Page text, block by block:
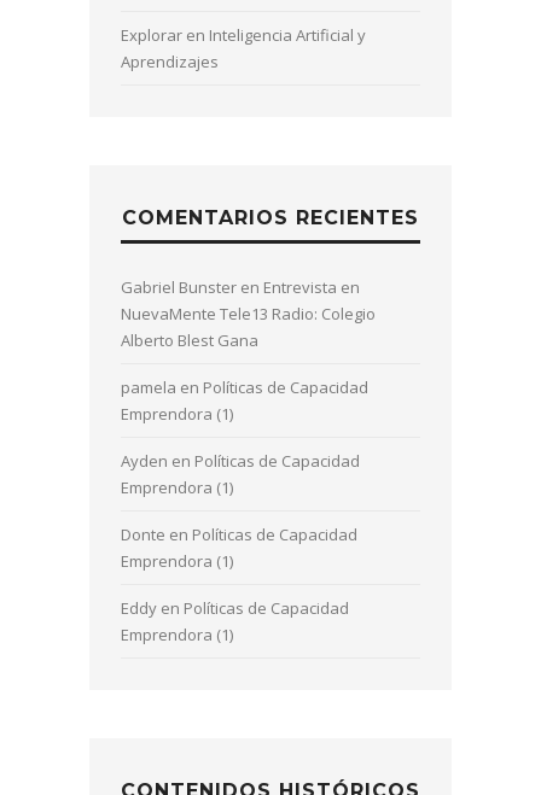
Explorar en Inteligencia Artificial y
Aprendizajes
COMENTARIOS RECIENTES
Gabriel Bunster en Entrevista en
NuevaMente Tele13 Radio: Colegio
Alberto Blest Gana
pamela en Políticas de Capacidad
Emprendora (1)
Ayden en Políticas de Capacidad
Emprendora (1)
Donte en Políticas de Capacidad
Emprendora (1)
Eddy en Políticas de Capacidad
Emprendora (1)